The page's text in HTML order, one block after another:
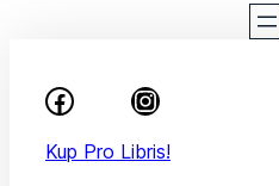
Kup Pro Libris!